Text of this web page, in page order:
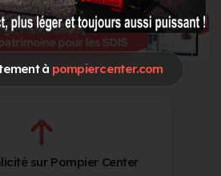
à pompiercenter.com
sur Pompier Center